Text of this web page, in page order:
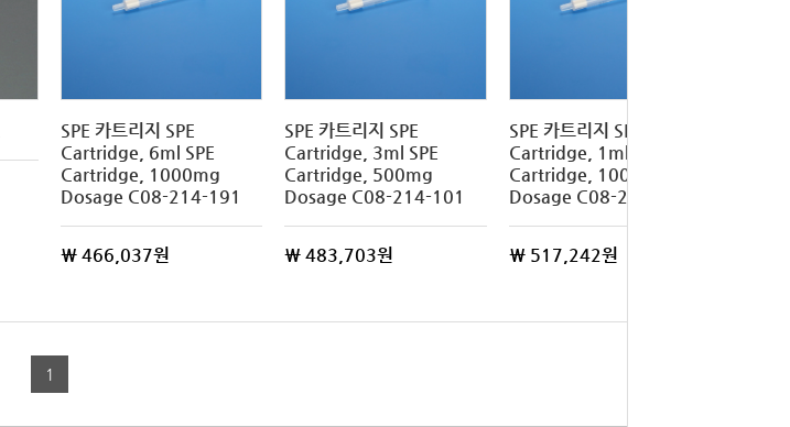
SPE 카트리지 SPE
Cartridge, 6ml SPE
Cartridge, 1000mg
Dosage C08-214-191
\ 466,037원
SPE 카트리지 SPE
Cartridge, 3ml SPE
Cartridge, 500mg
Dosage C08-214-101
\ 483,703원
SPE 카트리지 SPE
Cartridge, 1ml SPE
Cartridge, 100mg
Dosage C08-214-011
\ 517,242원
1